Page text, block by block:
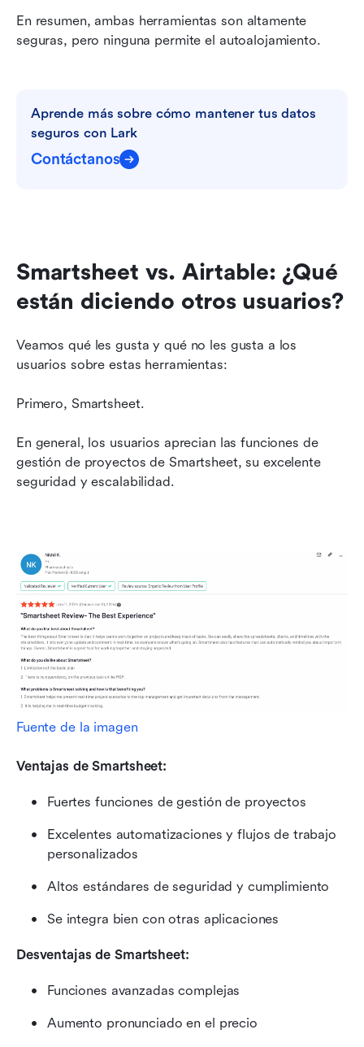
En resumen, ambas herramientas son altamente
seguras, pero ninguna permite el autoalojamiento.
Aprende más sobre cómo mantener tus datos
seguros con Lark
Contáctanos
Smartsheet vs. Airtable: ¿Qué
están diciendo otros usuarios?
Veamos qué les gusta y qué no les gusta a los
usuarios sobre estas herramientas:
Primero, Smartsheet.
En general, los usuarios aprecian las funciones de
gestión de proyectos de Smartsheet, su excelente
seguridad y escalabilidad.
Fuente de la imagen
Ventajas de Smartsheet:
Fuertes funciones de gestión de proyectos
Excelentes automatizaciones y flujos de trabajo
personalizados
Altos estándares de seguridad y cumplimiento
Se integra bien con otras aplicaciones
Desventajas de Smartsheet:
Funciones avanzadas complejas
Aumento pronunciado en el precio